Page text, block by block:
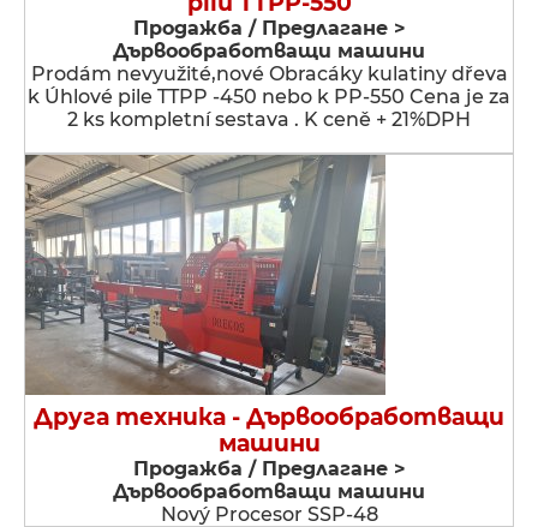
Продажба / Предлагане >
Дървообработващи машини
Prodám nevyužité,nové Obracáky kulatiny dřeva
k Úhlové pile TTPP -450 nebo k PP-550 Cena je za
2 ks kompletní sestava . K ceně + 21%DPH
Друга техника - Дървообработващи
машини
Продажба / Предлагане >
Дървообработващи машини
Nový Procesor SSP-48